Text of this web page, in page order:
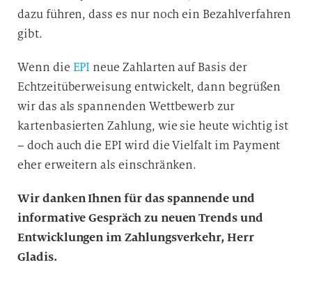
dazu führen, dass es nur noch ein Bezahlverfahren
gibt.
Wenn die EPI neue Zahlarten auf Basis der
Echtzeitüberweisung entwickelt, dann begrüßen
wir das als spannenden Wettbewerb zur
kartenbasierten Zahlung, wie sie heute wichtig ist
– doch auch die EPI wird die Vielfalt im Payment
eher erweitern als einschränken.
Wir danken Ihnen für das spannende und
informative Gespräch zu neuen Trends und
Entwicklungen im Zahlungsverkehr, Herr
Gladis.